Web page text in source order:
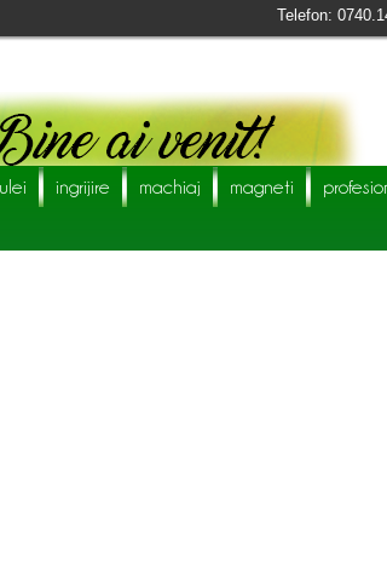
Telefon:
ulei ingrijire machiaj magneti